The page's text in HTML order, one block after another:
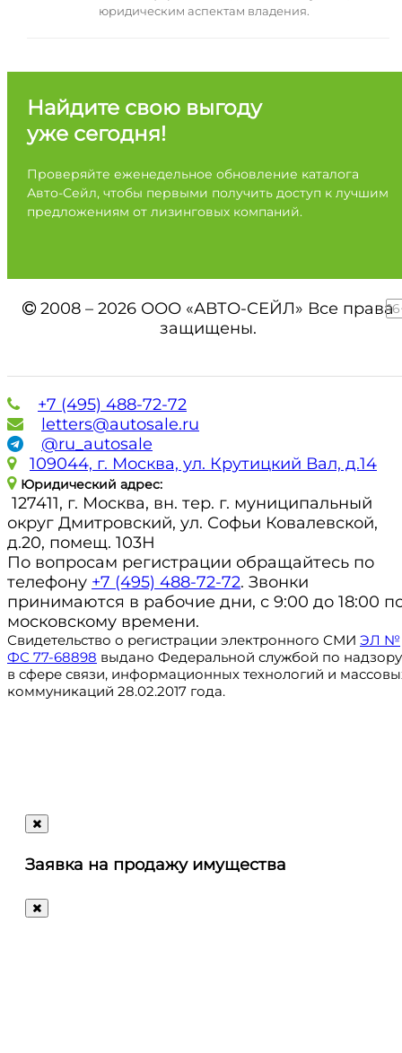
юридическим аспектам владения.
Найдите свою выгоду
уже сегодня!
Проверяйте еженедельное обновление каталога
Авто-Сейл, чтобы первыми получить доступ к лучшим
предложениям от лизинговых компаний.
2008 – 2026 ООО «АВТО-СЕЙЛ» Все права
защищены.
+7 (495) 488-72-72
letters@autosale.ru
@ru_autosale
109044, г. Москва, ул. Крутицкий Вал, д.14
Юридический адрес:
127411, г. Москва, вн. тер. г. муниципальный
округ Дмитровский, ул. Софьи Ковалевской,
д.20, помещ. 103Н
По вопросам регистрации обращайтесь по
телефону +7 (495) 488-72-72. Звонки
принимаются в рабочие дни, с 9:00 до 18:00
московскому времени.
Свидетельство о регистрации электронного СМИ ЭЛ №
ФС 77-68898 выдано Федеральной службой по надзору
в сфере связи, информационных технологий и
коммуникаций 28.02.2017 года.
letters@autosale.ru
Ответим
Заявка на продажу имущества